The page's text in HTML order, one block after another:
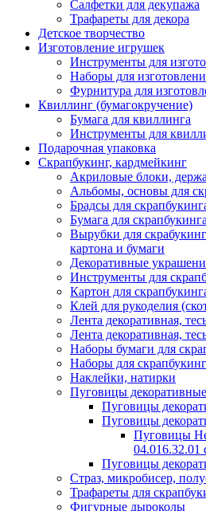
Салфетки для декупажа
Трафареты для декора
Детское творчество
Изготовление игрушек
Инструменты для
Наборы для
Фурнитура для
Квиллинг (бумагокручение)
Бумага для квиллинга
Инструменты для
Подарочная упаковка
Скрапбукинг, кардмейкинг
Акриловые блоки,
Альбомы, основы для
Брадсы для
Бумага для скрапбукинга
Вырубки для
картона и бумаги
Декоративные
Инструменты для
Картон для
Клей для рукоделия
Лента декоративная,
Лента декоративная,
Наборы бумаги для
Наборы для
Наклейки, натирки
Пуговицы декоративные
Пуговицы
Пуговицы
Пуговицы
Пуговицы
Страз, микробисер,
Трафареты для
Фигурные дыроколы